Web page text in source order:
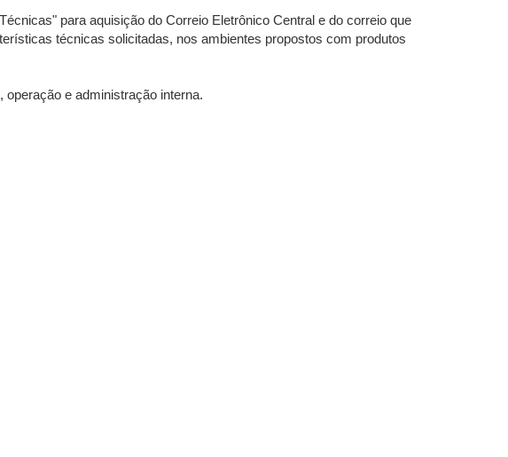
para aquisição do Correio Eletrônico Central e do correio que
técnicas solicitadas, nos ambientes propostos com produtos
e administração interna.